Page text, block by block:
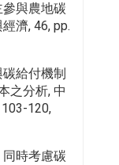
與農地碳
濟, 46, pp.
給付機制
之分析, 中
120,
時考慮碳